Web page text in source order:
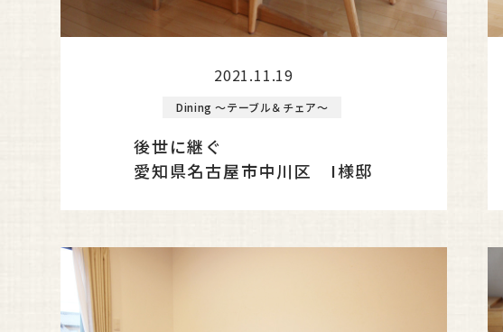
2021.11.19
Dining ～テーブル＆チェア～
後世に継ぐ
愛知県名古屋市中川区 I様邸